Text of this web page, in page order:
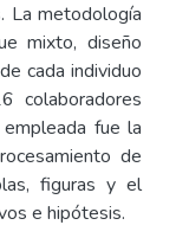
La metodología
mixto, diseño
cada individuo
colaboradores
fue la
de
figuras y el
e hipótesis.